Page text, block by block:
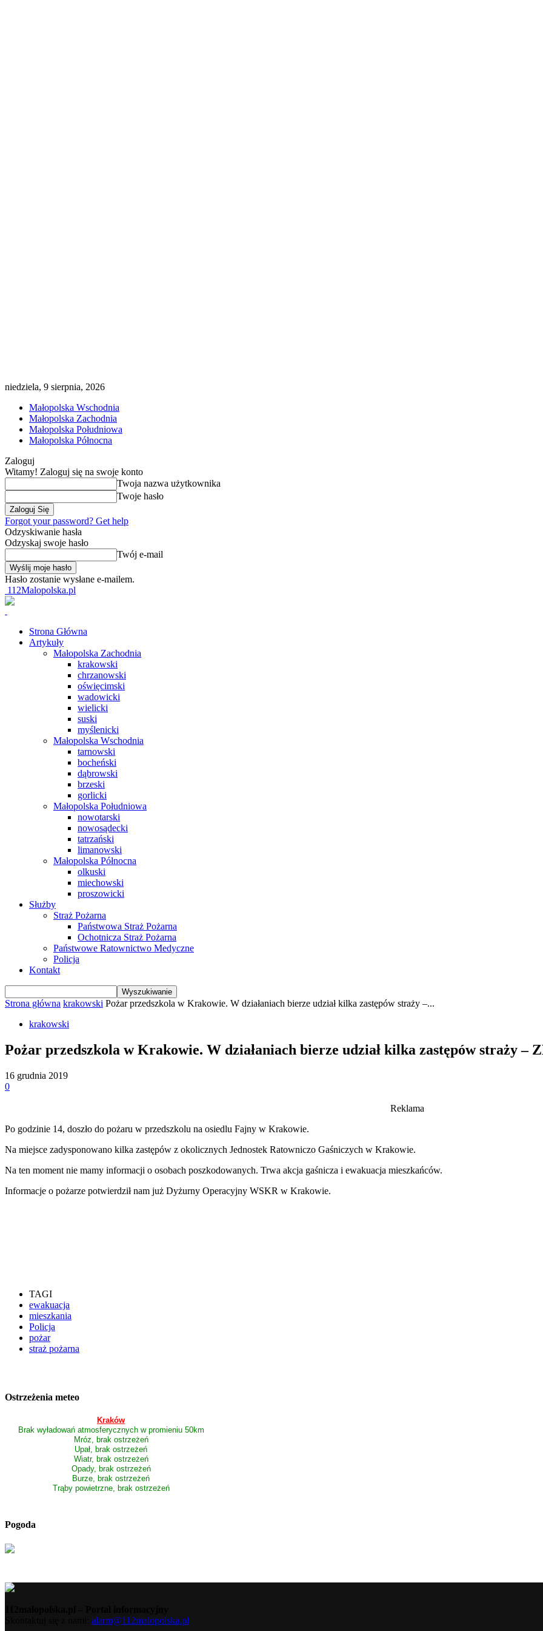
niedziela, 9 sierpnia, 2026
Małopolska Wschodnia
Małopolska Zachodnia
Małopolska Południowa
Małopolska Północna
Zaloguj
Witamy! Zaloguj się na swoje konto
Twoja nazwa użytkownika
Twoje hasło
Forgot your password? Get help
Odzyskiwanie hasła
Odzyskaj swoje hasło
Twój e-mail
Hasło zostanie wysłane e-mailem.
112Malopolska.pl
Strona Główna
Artykuły
Małopolska Zachodnia
krakowski
chrzanowski
oświęcimski
wadowicki
wielicki
suski
myślenicki
Małopolska Wschodnia
tarnowski
bocheński
dąbrowski
brzeski
gorlicki
Małopolska Południowa
nowotarski
nowosądecki
tatrzański
limanowski
Małopolska Północna
olkuski
miechowski
proszowicki
Służby
Straż Pożarna
Państwowa Straż Pożarna
Ochotnicza Straż Pożarna
Państwowe Ratownictwo Medyczne
Policja
Kontakt
Strona główna krakowski Pożar przedszkola w Krakowie. W działaniach bierze udział kilka zastępów straży –...
krakowski
Pożar przedszkola w Krakowie. W działaniach bierze udział kilka zastępów straży –
16 grudnia 2019
0
Reklama
Po godzinie 14, doszło do pożaru w przedszkolu na osiedlu Fajny w Krakowie.
Na miejsce zadysponowano kilka zastępów z okolicznych Jednostek Ratowniczo Gaśniczych w Krakowie.
Na ten moment nie mamy informacji o osobach poszkodowanych. Trwa akcja gaśnicza i ewakuacja mieszkańców.
Informacje o pożarze potwierdził nam już Dyżurny Operacyjny WSKR w Krakowie.
TAGI
ewakuacja
mieszkania
Policja
pożar
straż pożarna
Ostrzeżenia meteo
Kraków
Brak wyładowań atmosferycznych w promieniu 50km
Mróz, brak ostrzeżeń
Upał, brak ostrzeżeń
Wiatr, brak ostrzeżeń
Opady, brak ostrzeżeń
Burze, brak ostrzeżeń
Trąby powietrzne, brak ostrzeżeń
Pogoda
alarm@112malopolska.pl